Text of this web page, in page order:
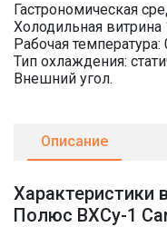
Гастрономическая
Холодильная
Рабочая температура:
Тип охлаждения:
Внешний угол.
Описание
Характеристики
Полюс ВХСу-1